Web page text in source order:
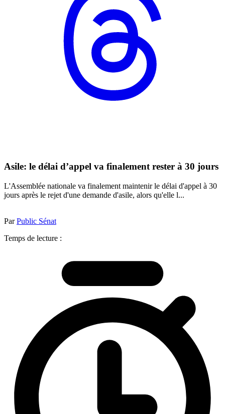
Asile: le délai d’appel va finalement rester à 30 jours
L'Assemblée nationale va finalement maintenir le délai d'appel à 30
jours après le rejet d'une demande d'asile, alors qu'elle l...
ParPublic Sénat
Temps de lecture :